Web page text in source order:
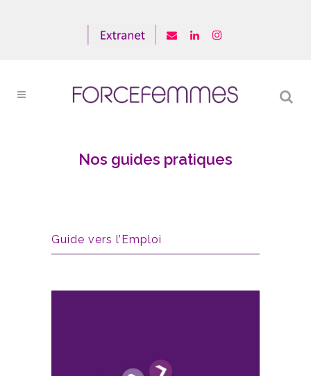
Nos guides pratiques
Guide vers l’Emploi